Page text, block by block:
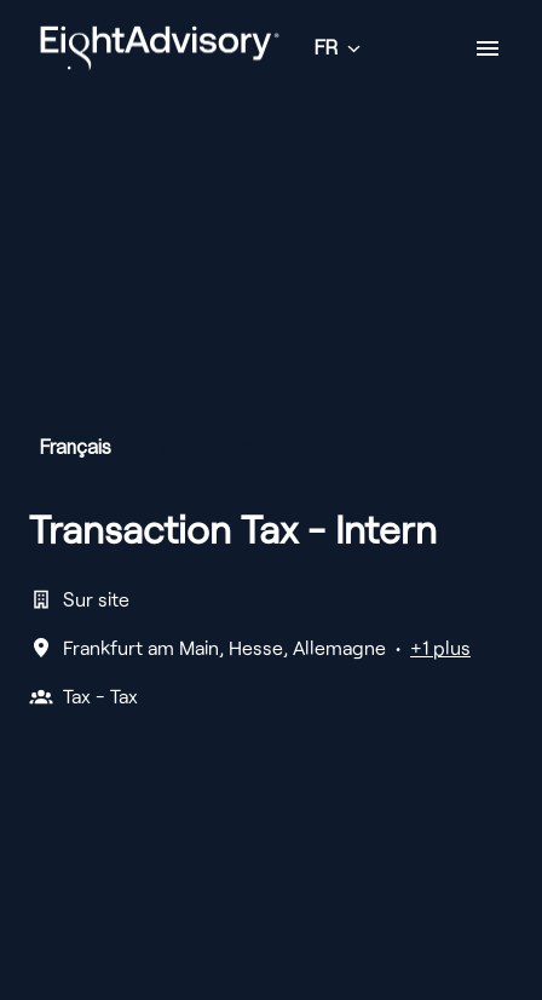
contenu
Page d'accueil
FR
Français
Transaction Tax - Intern
Sur site
Frankfurt am Main, Hesse, Allemagne • +1 plus
Tax - Tax